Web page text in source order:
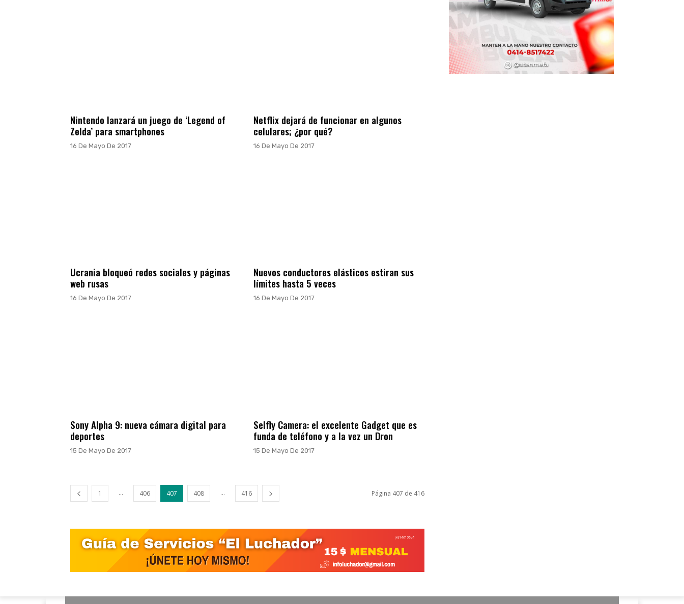
Nintendo lanzará un juego de ‘Legend of
Zelda’ para smartphones
16 De Mayo De 2017
Netflix dejará de funcionar en algunos
celulares; ¿por qué?
16 De Mayo De 2017
Ucrania bloqueó redes sociales y páginas
web rusas
16 De Mayo De 2017
Nuevos conductores elásticos estiran sus
límites hasta 5 veces
16 De Mayo De 2017
Sony Alpha 9: nueva cámara digital para
deportes
15 De Mayo De 2017
Selfly Camera: el excelente Gadget que es
funda de teléfono y a la vez un Dron
15 De Mayo De 2017
1 ... 406 407 408 ... 416 Página 407 de 416